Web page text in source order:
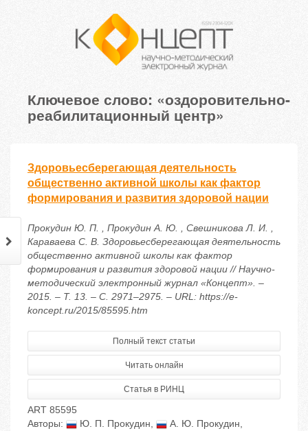
Ключевое слово: «оздоровительно-
реабилитационный центр»
Здоровьесберегающая деятельность
общественно активной школы как фактор
формирования и развития здоровой нации
Прокудин Ю. П. , Прокудин А. Ю. , Свешникова Л. И. ,
Караваева С. В. Здоровьесберегающая деятельность
общественно активной школы как фактор
формирования и развития здоровой нации // Научно-
методический электронный журнал «Концепт». –
2015. – Т. 13. – С. 2971–2975. – URL: https://e-
koncept.ru/2015/85595.htm
Полный текст статьи
Читать онлайн
Статья в РИНЦ
ART 85595
Авторы:
Ю. П. Прокудин, А. Ю. Прокудин,